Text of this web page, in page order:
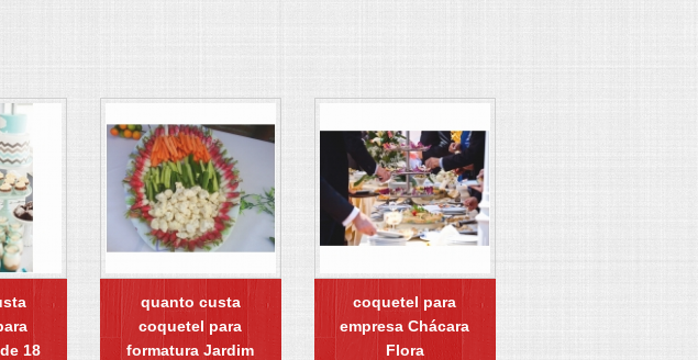
18
quanto custa
coquetel para
formatura Jardim
coquetel para
empresa Chácara
Flora